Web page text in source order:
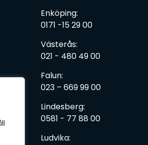
Enköping:
0171 -15 29 00
Västerås:
021 - 480 49 00
Falun:
023 – 669 99 00
Lindesberg:
0581 - 77 88 00
Ludvika: